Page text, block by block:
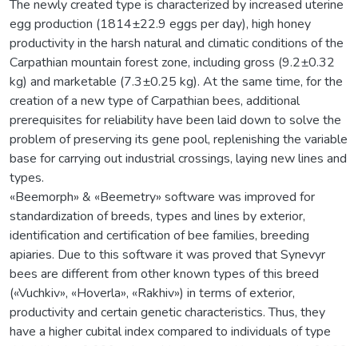
The newly created type is characterized by increased uterine
egg production (1814±22.9 eggs per day), high honey
productivity in the harsh natural and climatic conditions of the
Carpathian mountain forest zone, including gross (9.2±0.32
kg) and marketable (7.3±0.25 kg). At the same time, for the
creation of a new type of Carpathian bees, additional
prerequisites for reliability have been laid down to solve the
problem of preserving its gene pool, replenishing the variable
base for carrying out industrial crossings, laying new lines and
types.
«Beemorph» & «Beemetry» software was improved for
standardization of breeds, types and lines by exterior,
identification and certification of bee families, breeding
apiaries. Due to this software it was proved that Synevyr
bees are different from other known types of this breed
(«Vuchkiv», «Hoverla», «Rakhiv») in terms of exterior,
productivity and certain genetic characteristics. Thus, they
have a higher cubital index compared to individuals of type